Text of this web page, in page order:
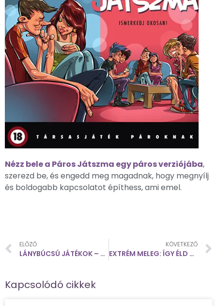
Nézz bele a Páros Játszma egy páros verziójába,
szerezd be, és engedd meg magadnak, hogy megnyílj
és boldogabb kapcsolatot építhess, ami emel.
ELŐZŐ
LÁNYBÚCSÚ JÁTÉKOK – VICCESEK ÉS KULTURÁLTAK
KÖVETKEZŐ
EXTRÉM MELEG: ÍGY ÉLD TÚL
Kapcsolódó cikkek